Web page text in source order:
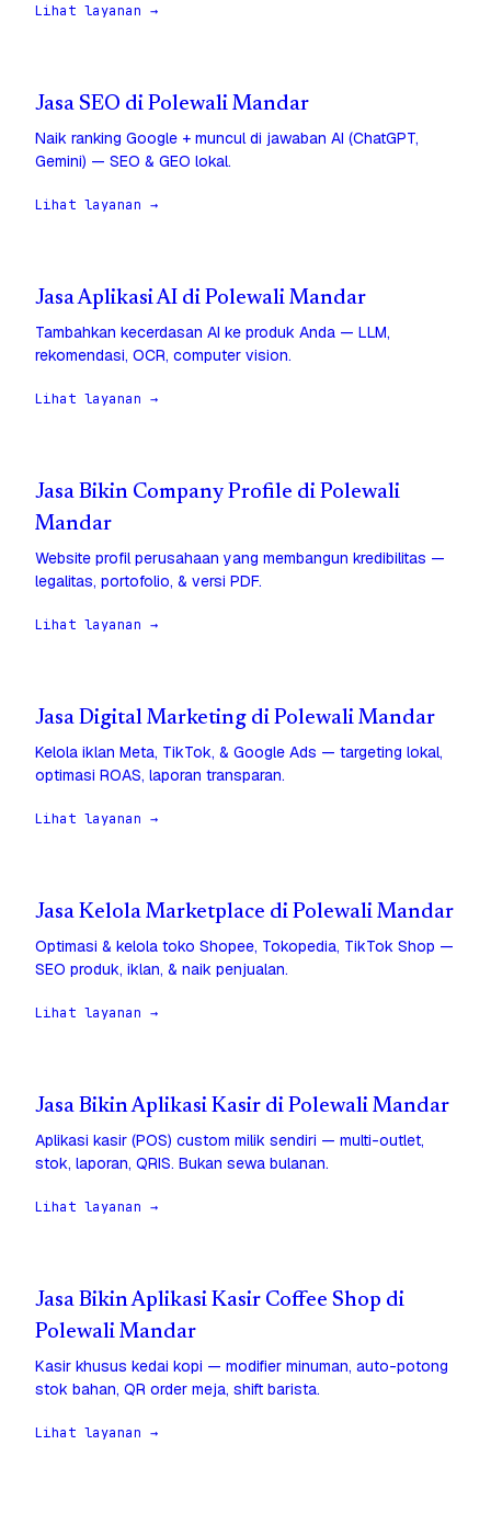
Lihat layanan →
Jasa SEO di Polewali Mandar
Naik ranking Google + muncul di jawaban AI (ChatGPT,
Gemini) — SEO & GEO lokal.
Lihat layanan →
Jasa Aplikasi AI di Polewali Mandar
Tambahkan kecerdasan AI ke produk Anda — LLM,
rekomendasi, OCR, computer vision.
Lihat layanan →
Jasa Bikin Company Profile di Polewali
Mandar
Website profil perusahaan yang membangun kredibilitas —
legalitas, portofolio, & versi PDF.
Lihat layanan →
Jasa Digital Marketing di Polewali Mandar
Kelola iklan Meta, TikTok, & Google Ads — targeting lokal,
optimasi ROAS, laporan transparan.
Lihat layanan →
Jasa Kelola Marketplace di Polewali Mandar
Optimasi & kelola toko Shopee, Tokopedia, TikTok Shop —
SEO produk, iklan, & naik penjualan.
Lihat layanan →
Jasa Bikin Aplikasi Kasir di Polewali Mandar
Aplikasi kasir (POS) custom milik sendiri — multi-outlet,
stok, laporan, QRIS. Bukan sewa bulanan.
Lihat layanan →
Jasa Bikin Aplikasi Kasir Coffee Shop di
Polewali Mandar
Kasir khusus kedai kopi — modifier minuman, auto-potong
stok bahan, QR order meja, shift barista.
Lihat layanan →